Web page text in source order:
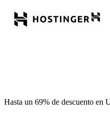
Hasta un 69% de descuento en